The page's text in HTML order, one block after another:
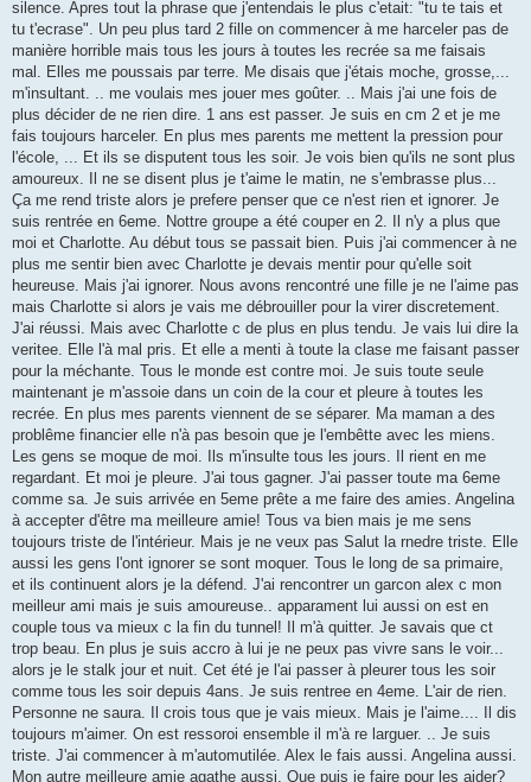
silence. Apres tout la phrase que j'entendais le plus c'etait: "tu te tais et
tu t'ecrase". Un peu plus tard 2 fille on commencer à me harceler pas de
manière horrible mais tous les jours à toutes les recrée sa me faisais
mal. Elles me poussais par terre. Me disais que j'étais moche, grosse,...
m'insultant. .. me voulais mes jouer mes goûter. .. Mais j'ai une fois de
plus décider de ne rien dire. 1 ans est passer. Je suis en cm 2 et je me
fais toujours harceler. En plus mes parents me mettent la pression pour
l'école, ... Et ils se disputent tous les soir. Je vois bien qu'ils ne sont plus
amoureux. Il ne se disent plus je t'aime le matin, ne s'embrasse plus...
Ça me rend triste alors je prefere penser que ce n'est rien et ignorer. Je
suis rentrée en 6eme. Nottre groupe a été couper en 2. Il n'y a plus que
moi et Charlotte. Au début tous se passait bien. Puis j'ai commencer à ne
plus me sentir bien avec Charlotte je devais mentir pour qu'elle soit
heureuse. Mais j'ai ignorer. Nous avons rencontré une fille je ne l'aime pas
mais Charlotte si alors je vais me débrouiller pour la virer discretement.
J'ai réussi. Mais avec Charlotte c de plus en plus tendu. Je vais lui dire la
veritee. Elle l'à mal pris. Et elle a menti à toute la clase me faisant passer
pour la méchante. Tous le monde est contre moi. Je suis toute seule
maintenant je m'assoie dans un coin de la cour et pleure à toutes les
recrée. En plus mes parents viennent de se séparer. Ma maman a des
problême financier elle n'à pas besoin que je l'embêtte avec les miens.
Les gens se moque de moi. Ils m'insulte tous les jours. Il rient en me
regardant. Et moi je pleure. J'ai tous gagner. J'ai passer toute ma 6eme
comme sa. Je suis arrivée en 5eme prête a me faire des amies. Angelina
à accepter d'être ma meilleure amie! Tous va bien mais je me sens
toujours triste de l'intérieur. Mais je ne veux pas Salut la rnedre triste. Elle
aussi les gens l'ont ignorer se sont moquer. Tous le long de sa primaire,
et ils continuent alors je la défend. J'ai rencontrer un garcon alex c mon
meilleur ami mais je suis amoureuse.. apparament lui aussi on est en
couple tous va mieux c la fin du tunnel! Il m'à quitter. Je savais que ct
trop beau. En plus je suis accro à lui je ne peux pas vivre sans le voir...
alors je le stalk jour et nuit. Cet été je l'ai passer à pleurer tous les soir
comme tous les soir depuis 4ans. Je suis rentree en 4eme. L'air de rien.
Personne ne saura. Il crois tous que je vais mieux. Mais je l'aime.... Il dis
toujours m'aimer. On est ressoroi ensemble il m'à re larguer. .. Je suis
triste. J'ai commencer à m'automutilée. Alex le fais aussi. Angelina aussi.
Mon autre meilleure amie agathe aussi. Que puis je faire pour les aider?